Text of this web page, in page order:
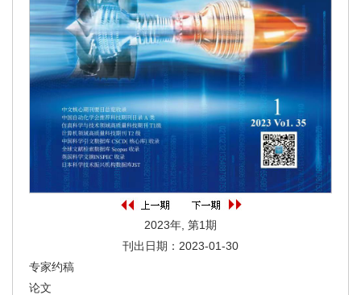
2023年, 第1期
刊出日期：2023-01-30
专家约稿
论文